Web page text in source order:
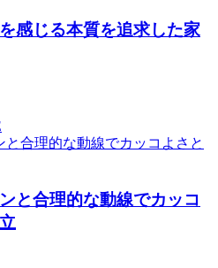
感じる本質を追求した家
と合理的な動線でカッコ